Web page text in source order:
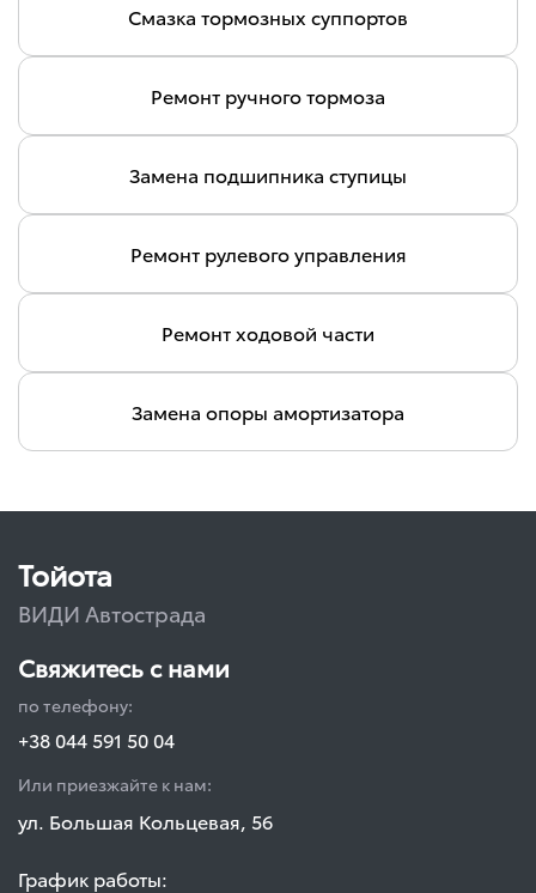
Смазка тормозных суппортов
Ремонт ручного тормоза
Замена подшипника ступицы
Ремонт рулевого управления
Ремонт ходовой части
Замена опоры амортизатора
Тойота
ВИДИ Автострада
Свяжитесь с нами
по телефону:
+38 044 591 50 04
Или приезжайте к нам:
ул. Большая Кольцевая, 56
График работы: